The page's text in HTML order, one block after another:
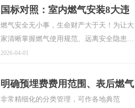
十四次会议批准，将于2026年5月1日起施
国标对照：室内燃气安装8大违
规，自查避坑
燃气安全无小事，生命财产大于天！为让大
家清晰掌握燃气使用规范、远离安全隐患，
小编特意梳理了室内燃气高频违规行为、国
标依据、安全危害及整改措施，施工人员及
用户均可进行对照自查。欢迎大家积极转发
2026-04-01
明确预埋费费用范围、表后燃气
设施安装费由用户承担！浙江省
非常精细化的分类管理，可作各地典范